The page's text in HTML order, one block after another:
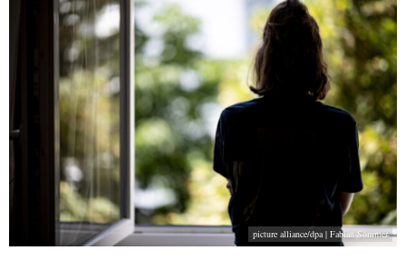
picture alliance/dpa | Fabian Sommer